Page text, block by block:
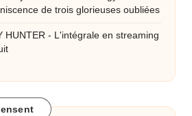
de trois glorieuses oubliées
HUNTER - L'intégrale en streaming